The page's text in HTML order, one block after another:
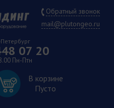
Обратный звонок
mail@plutongeo.ru
07 20
Пн-Птн
В корзине
Пусто